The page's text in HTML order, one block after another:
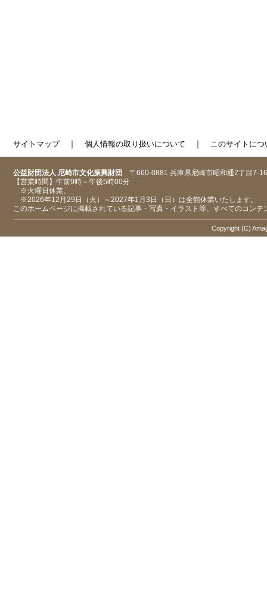
サイトマップ｜ 個人情報の取り扱いについて ｜ このサイトにつ
公益財団法人 尼崎市文化振興財団 〒660-0881 兵庫県尼崎市昭和通2丁目7-16
【営業時間】午前9時～午後5時00分
※火曜日休業。
※2026年12月29日（火）～2027年1月3日（日）は全館休業いたします。
このホームページに掲載されている記事・写真・イラスト等、すべてのコン
Copyright (C)